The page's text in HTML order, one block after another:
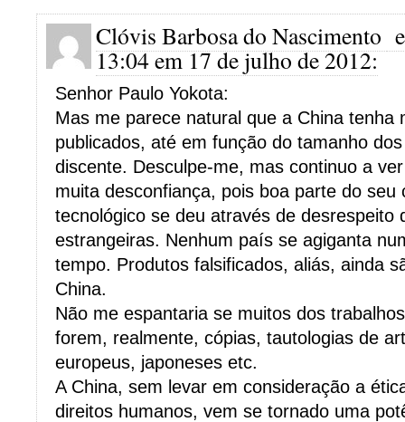
Clóvis Barbosa do Nascimento
13:04 em 17 de julho de 2012:
Senhor Paulo Yokota:
Mas me parece natural que a China tenha
publicados, até em função do tamanho
discente. Desculpe-me, mas continuo a
muita desconfiança, pois boa parte do seu
tecnológico se deu através de desrespeito
estrangeiras. Nenhum país se agiganta
tempo. Produtos falsificados, aliás, ainda
China.
Não me espantaria se muitos dos
forem, realmente, cópias, tautologias de
europeus, japoneses etc.
A China, sem levar em consideração a
direitos humanos, vem se tornado uma